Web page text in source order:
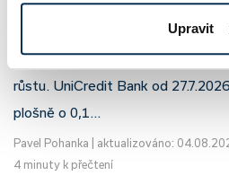
Upravit
Český hypoteční trh na konci
sazby zůstávají pod tlakem a
růstu. UniCredit Bank od
plošně o 0,1…
Pavel Pohanka
aktualizováno:
4 minuty k přečtení